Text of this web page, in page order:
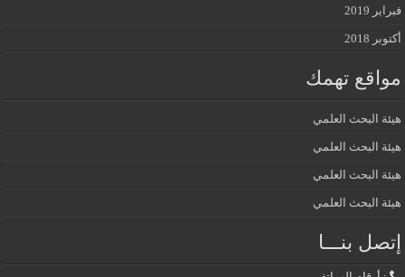
فبراير 2019
أكتوبر 2018
مواقع تهمك
هيئة البحث العلمي
هيئة البحث العلمي
هيئة البحث العلمي
هيئة البحث العلمي
إتصل بنـــا